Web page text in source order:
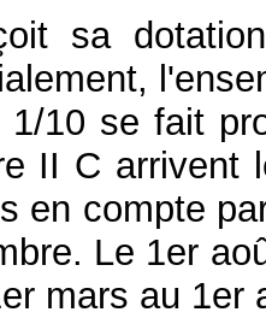
sa
10 se fait
II C arrivent
en compte
Le 1er
mars au